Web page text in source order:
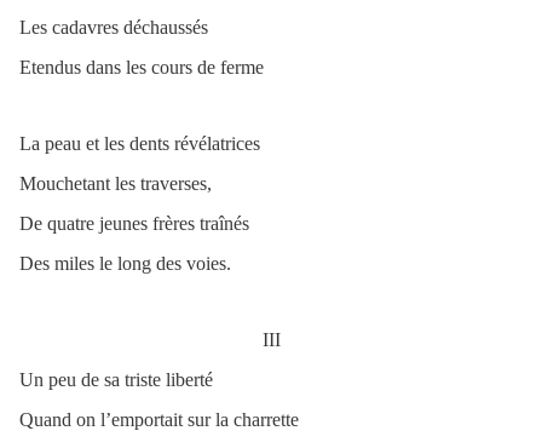
Les cadavres déchaussés
Etendus dans les cours de ferme
La peau et les dents révélatrices
Mouchetant les traverses,
De quatre jeunes frères traînés
Des miles le long des voies.
III
Un peu de sa triste liberté
Quand on l’emportait sur la charrette